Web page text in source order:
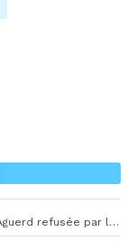
La première offre de la Real Sociedad pour Aguerd refusée par l’OM